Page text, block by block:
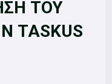
ΤΟΥ
TASKUS